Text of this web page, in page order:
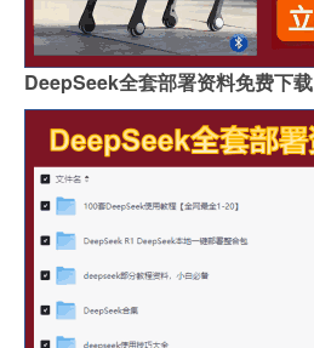
DeepSeek全套部署资料免费下载